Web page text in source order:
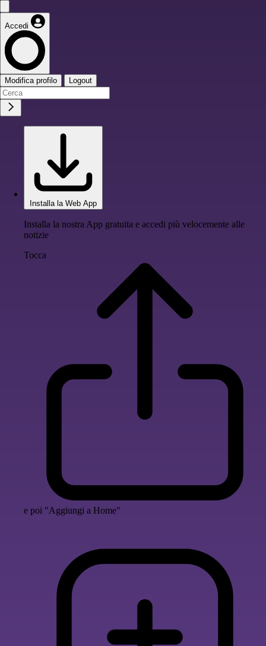
Accedi
Modifica profilo Logout
Installa la Web App
Installa la nostra App gratuita e accedi più velocemente alle
notizie
Tocca
e poi "Aggiungi a Home"